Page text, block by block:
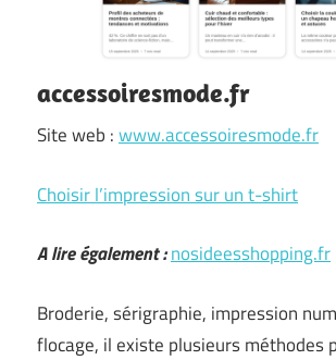
accessoiresmode.fr
Site web :www.accessoiresmode.fr
Choisir l’impression sur un t-shirt
A lire également :nosideesshopping.fr
Broderie, sérigraphie, impression
flocage, il existe plusieurs méthodes